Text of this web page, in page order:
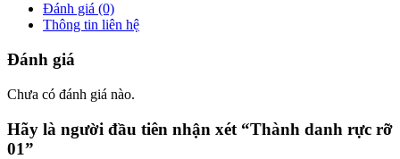
Đánh giá (0)
Thông tin liên hệ
Đánh giá
Chưa có đánh giá nào.
Hãy là người đầu tiên nhận xét “Thành danh rực rỡ
01”